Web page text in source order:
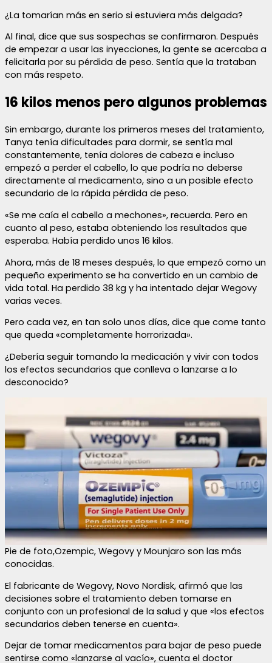
¿La tomarían más en serio si estuviera más delgada?
Al final, dice que sus sospechas se confirmaron. Después
de empezar a usar las inyecciones, la gente se acercaba a
felicitarla por su pérdida de peso. Sentía que la trataban
con más respeto.
16 kilos menos pero algunos problemas
Sin embargo, durante los primeros meses del tratamiento,
Tanya tenía dificultades para dormir, se sentía mal
constantemente, tenía dolores de cabeza e incluso
empezó a perder el cabello, lo que podría no deberse
directamente al medicamento, sino a un posible efecto
secundario de la rápida pérdida de peso.
«Se me caía el cabello a mechones», recuerda. Pero en
cuanto al peso, estaba obteniendo los resultados que
esperaba. Había perdido unos 16 kilos.
Ahora, más de 18 meses después, lo que empezó como un
pequeño experimento se ha convertido en un cambio de
vida total. Ha perdido 38 kg y ha intentado dejar Wegovy
varias veces.
Pero cada vez, en tan solo unos días, dice que come tanto
que queda «completamente horrorizada».
¿Debería seguir tomando la medicación y vivir con todos
los efectos secundarios que conlleva o lanzarse a lo
desconocido?
Pie de foto,Ozempic, Wegovy y Mounjaro son las más
conocidas.
El fabricante de Wegovy, Novo Nordisk, afirmó que las
decisiones sobre el tratamiento deben tomarse en
conjunto con un profesional de la salud y que «los efectos
secundarios deben tenerse en cuenta».
Dejar de tomar medicamentos para bajar de peso puede
sentirse como «lanzarse al vacío», cuenta el doctor